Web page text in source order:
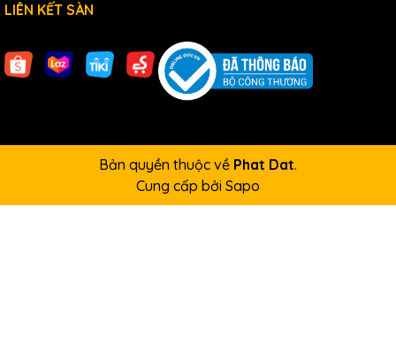
Kích thường : Là loại kích thủy lực 1 chiều có mãRChoặcRSC,
LIÊN KẾT SÀN
Bản quyền thuộc về Phat Dat.
Cung cấp bởi Sapo